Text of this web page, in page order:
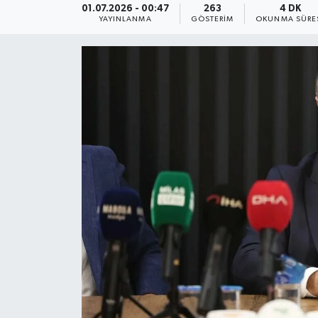
01.07.2026 - 00:47
YAYINLANMA
263
GÖSTERIM
4 DK
OKUNMA